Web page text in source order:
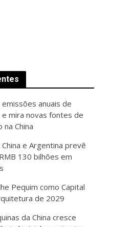
anuais de
e mira novas fontes de
na China
e Argentina prevê
130 bilhões em
Pequim como Capital
de 2029
da China cresce